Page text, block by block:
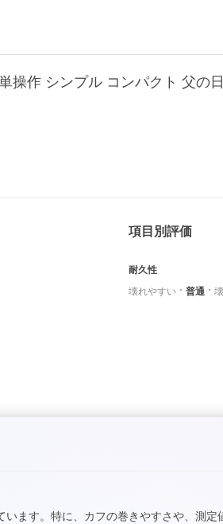
操作 シンプル コンパクト 父の
項目別評価
耐久性
壊れやすい
普通
ます。特に、カフの巻きやすさや、測